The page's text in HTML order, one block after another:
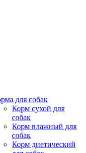
для собак
Корм сухой для
собак
Корм влажный для
собак
Корм диетический